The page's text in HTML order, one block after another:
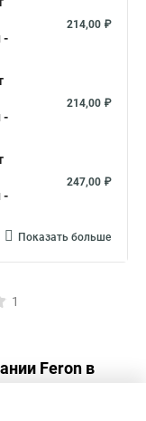
-
214,00 ₽
-
214,00 ₽
-
247,00 ₽
Показать больше
1
Feron в